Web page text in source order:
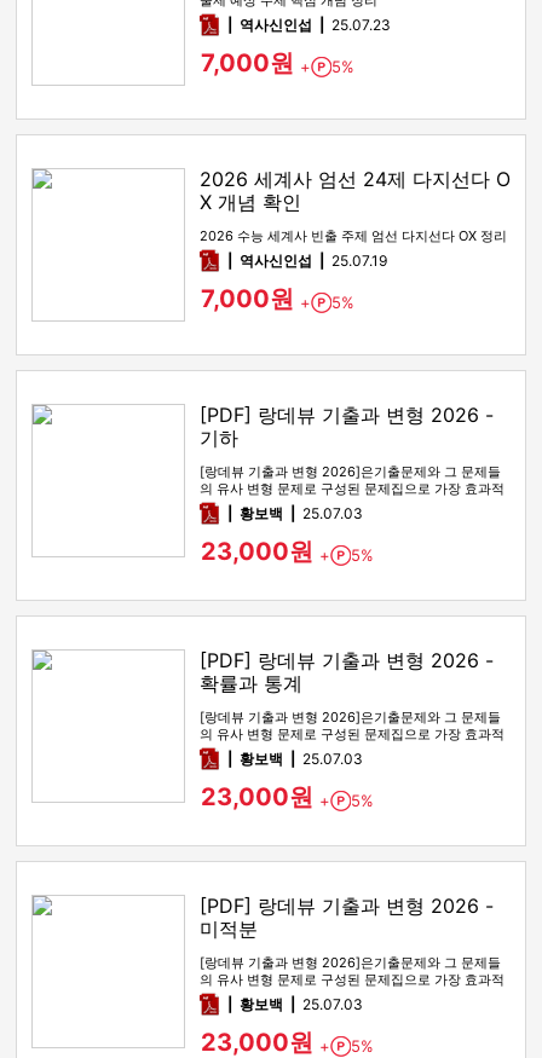
pdf역사신인섭 25.07.23
7,000원 + Point
5%
2026 세계사 엄선 24제 다지선다 O
X 개념 확인
2026 수능 세계사 빈출 주제 엄선 다지선다 OX 정리
pdf역사신인섭 25.07.19
7,000원 + Point
5%
[PDF] 랑데뷰 기출과 변형 2026 -
기하
[랑데뷰 기출과 변형 2026]은기출문제와 그 문제들
의 유사 변형 문제로 구성된 문제집으로 가장 효과적
인 기출문제 공부 방법…
pdf황보백 25.07.03
23,000원 + Point
5%
[PDF] 랑데뷰 기출과 변형 2026 -
확률과 통계
[랑데뷰 기출과 변형 2026]은기출문제와 그 문제들
의 유사 변형 문제로 구성된 문제집으로 가장 효과적
인 기출문제 공부 방법…
pdf황보백 25.07.03
23,000원 + Point
5%
[PDF] 랑데뷰 기출과 변형 2026 -
미적분
[랑데뷰 기출과 변형 2026]은기출문제와 그 문제들
의 유사 변형 문제로 구성된 문제집으로 가장 효과적
인 기출문제 공부 방법…
pdf황보백 25.07.03
23,000원 + Point
5%